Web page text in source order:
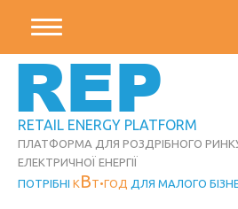
REP
RETAIL ENERGY PLATFORM
ПЛАТФОРМА ДЛЯ РОЗДРІБНОГО
ЕЛЕКТРИЧНОЇ ЕНЕРГІЇ
ПОТРІБНІ К ВТ ГОД ДЛЯ МАЛОГО